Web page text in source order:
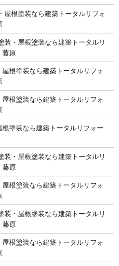
屋根塗装なら建築トータルリフォ
装・屋根塗装なら建築トータルリ
藤原
根塗装なら建築トータルリフォ
根塗装なら建築トータルリフォ
塗装なら建築トータルリフォー
装・屋根塗装なら建築トータルリ
藤原
根塗装なら建築トータルリフォ
装・屋根塗装なら建築トータルリ
藤原
根塗装なら建築トータルリフォ